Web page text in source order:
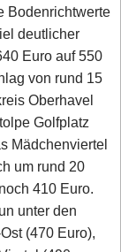
Bodenrichtwerte
deutlicher
Euro auf 550
von rund 15
Oberhavel
Golfplatz
Mädchenviertel
um rund 20
410 Euro.
unter den
(470 Euro),